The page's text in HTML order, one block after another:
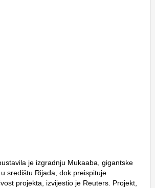
je izgradnju Mukaaba, gigantske
središtu Rijada, dok preispituje
projekta, izvijestio je Reuters. Projekt,